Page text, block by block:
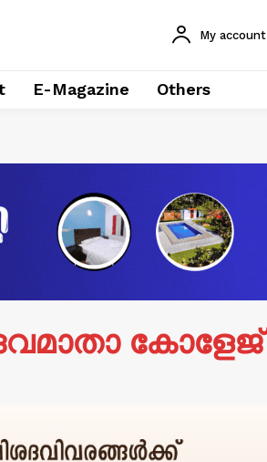
My account
E-Magazine Others
കോളേജ്